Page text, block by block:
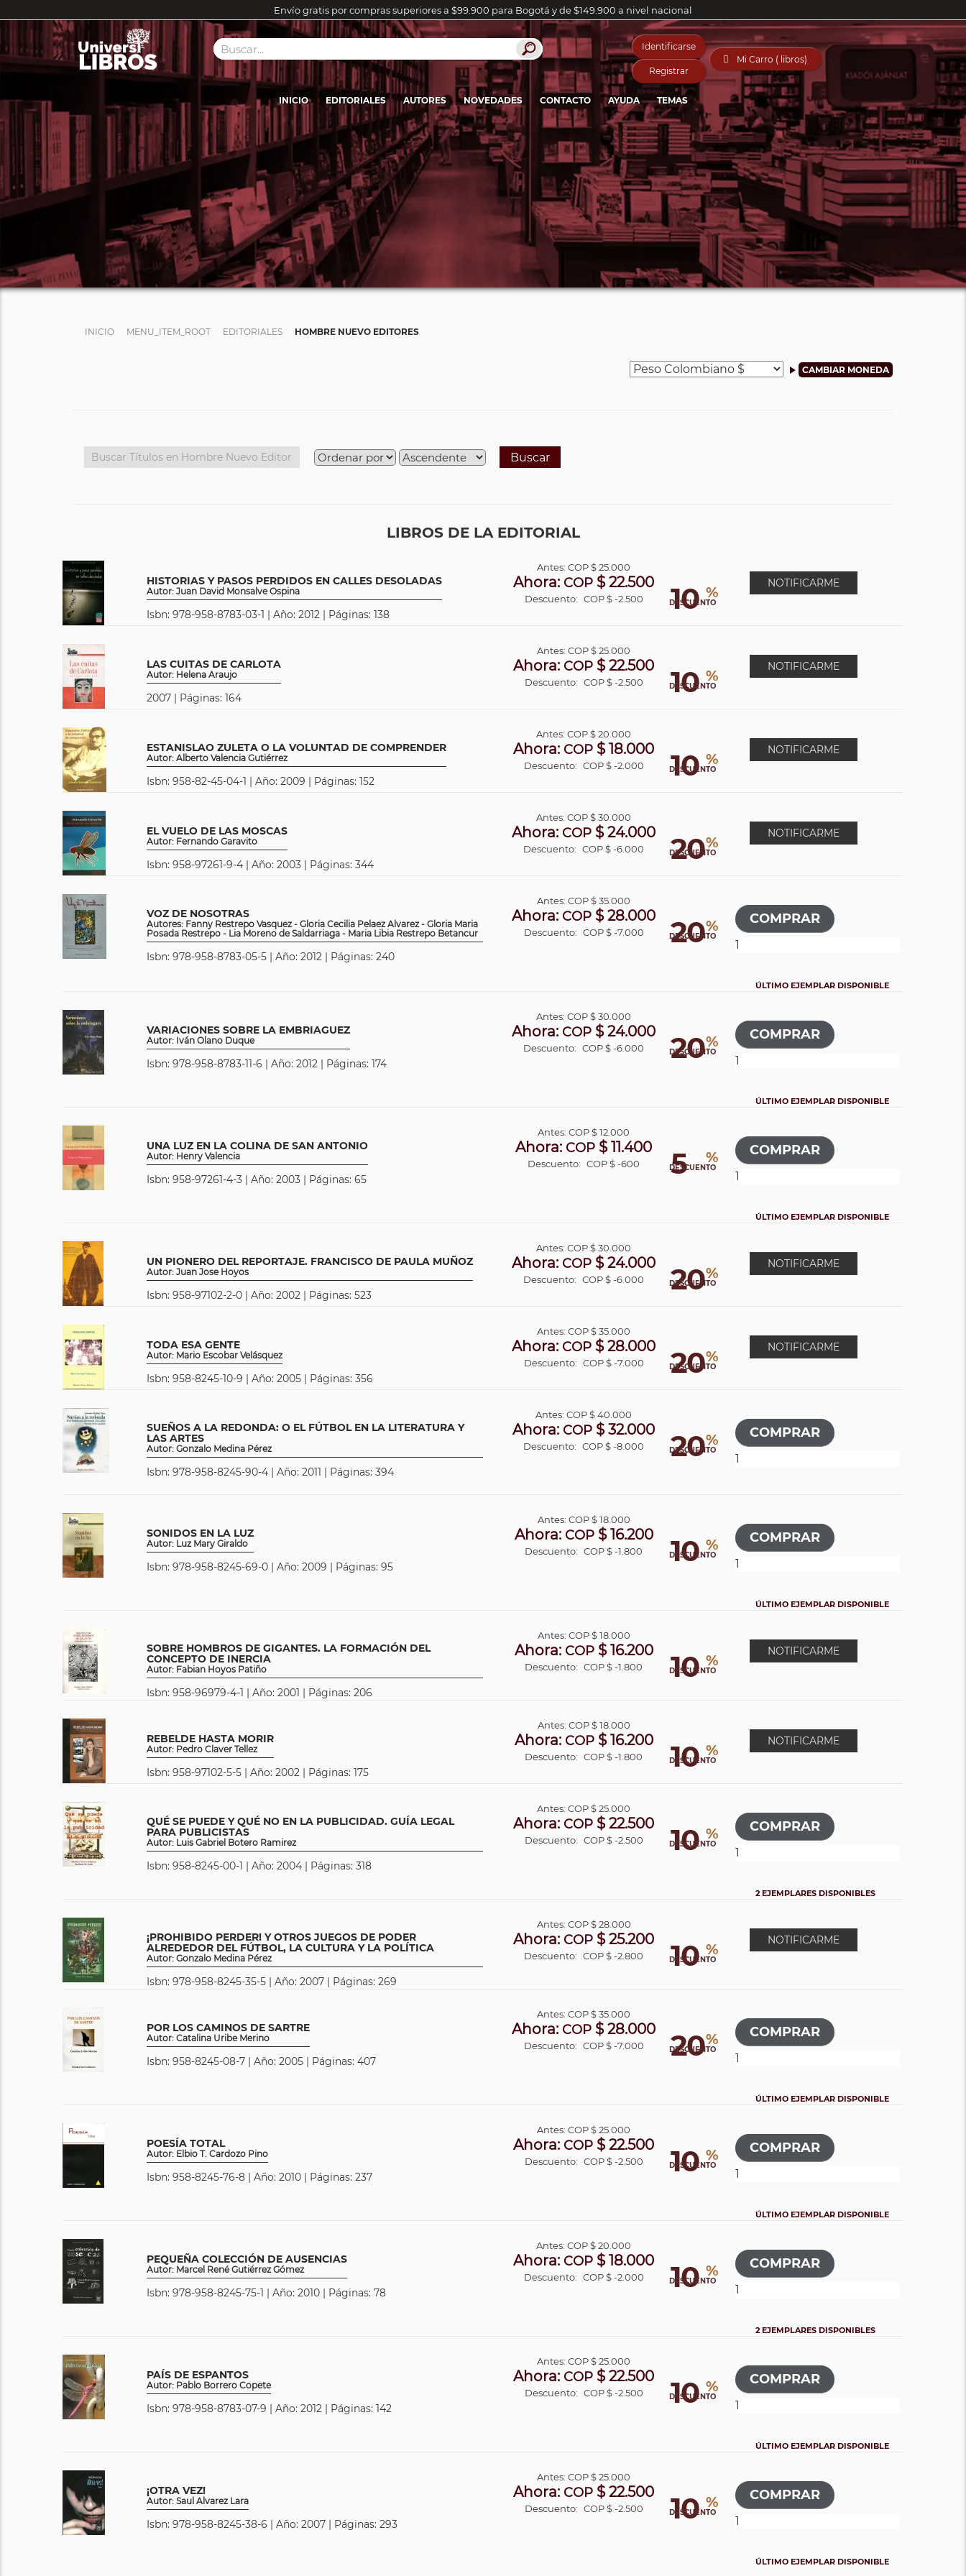
Envío gratis por compras superiores a $99.900 para Bogotá y de $149.900 a nivel nacional
Identificarse
Registrar
 Mi Carro ( libros)
INICIO EDITORIALES AUTORES NOVEDADES CONTACTO AYUDA TEMAS
INICIO MENU_ITEM_ROOT EDITORIALES HOMBRE NUEVO EDITORES
Buscar
LIBROS DE LA EDITORIAL
HISTORIAS Y PASOS PERDIDOS EN CALLES DESOLADAS
Autor: Juan David Monsalve Ospina
Isbn: 978-958-8783-03-1 | Año: 2012 | Páginas: 138 10 %
DESCUENTO
Antes:COP$ 25.000
Ahora: COP $ 22.500
Descuento: COP $ -2.500
NOTIFICARME
LAS CUITAS DE CARLOTA
Autor: Helena Araujo
2007 | Páginas: 164 10 %
DESCUENTO
Antes:COP$ 25.000
Ahora: COP $ 22.500
Descuento: COP $ -2.500
NOTIFICARME
ESTANISLAO ZULETA O LA VOLUNTAD DE COMPRENDER
Autor: Alberto Valencia Gutiérrez
Isbn: 958-82-45-04-1 | Año: 2009 | Páginas: 152 10 %
DESCUENTO
Antes:COP$ 20.000
Ahora: COP $ 18.000
Descuento: COP $ -2.000
NOTIFICARME
EL VUELO DE LAS MOSCAS
Autor: Fernando Garavito
Isbn: 958-97261-9-4 | Año: 2003 | Páginas: 344 20%
DESCUENTO
Antes:COP$ 30.000
Ahora: COP $ 24.000
Descuento: COP $ -6.000
NOTIFICARME
VOZ DE NOSOTRAS
Autores: Fanny Restrepo Vasquez - Gloria Cecilia Pelaez Alvarez - Gloria Maria
Posada Restrepo - Lia Moreno de Saldarriaga - Maria Libia Restrepo Betancur
Isbn: 978-958-8783-05-5 | Año: 2012 | Páginas: 240
20%
DESCUENTO
Antes:COP$ 35.000
Ahora: COP $ 28.000
Descuento: COP $ -7.000
ÚLTIMO EJEMPLAR DISPONIBLE
VARIACIONES SOBRE LA EMBRIAGUEZ
Autor: Iván Olano Duque
Isbn: 978-958-8783-11-6 | Año: 2012 | Páginas: 174 20%
DESCUENTO
Antes:COP$ 30.000
Ahora: COP $ 24.000
Descuento: COP $ -6.000
ÚLTIMO EJEMPLAR DISPONIBLE
UNA LUZ EN LA COLINA DE SAN ANTONIO
Autor: Henry Valencia
Isbn: 958-97261-4-3 | Año: 2003 | Páginas: 65 5 %
DESCUENTO
Antes:COP$ 12.000
Ahora: COP $ 11.400
Descuento: COP $ -600
ÚLTIMO EJEMPLAR DISPONIBLE
UN PIONERO DEL REPORTAJE. FRANCISCO DE PAULA MUÑOZ
Autor: Juan Jose Hoyos
Isbn: 958-97102-2-0 | Año: 2002 | Páginas: 523 20%
DESCUENTO
Antes:COP$ 30.000
Ahora: COP $ 24.000
Descuento: COP $ -6.000
NOTIFICARME
TODA ESA GENTE
Autor: Mario Escobar Velásquez
Isbn: 958-8245-10-9 | Año: 2005 | Páginas: 356 20%
DESCUENTO
Antes:COP$ 35.000
Ahora: COP $ 28.000
Descuento: COP $ -7.000
NOTIFICARME
SUEÑOS A LA REDONDA: O EL FÚTBOL EN LA LITERATURA Y
LAS ARTES
Autor: Gonzalo Medina Pérez
Isbn: 978-958-8245-90-4 | Año: 2011 | Páginas: 394
20%
DESCUENTO
Antes:COP$ 40.000
Ahora: COP $ 32.000
Descuento: COP $ -8.000
SONIDOS EN LA LUZ
Autor: Luz Mary Giraldo
Isbn: 978-958-8245-69-0 | Año: 2009 | Páginas: 95 10 %
DESCUENTO
Antes: COP$ 18.000
Ahora: COP$ 16.200
Descuento: COP $ -1.800
ÚLTIMO EJEMPLAR DISPONIBLE
SOBRE HOMBROS DE GIGANTES. LA FORMACIÓN DEL
CONCEPTO DE INERCIA
Autor: Fabian Hoyos Patiño
Isbn: 958-96979-4-1 | Año: 2001 | Páginas: 206
10 %
DESCUENTO
Antes: COP$ 18.000
Ahora: COP$ 16.200
Descuento: COP $ -1.800
NOTIFICARME
REBELDE HASTA MORIR
Autor: Pedro Claver Tellez
Isbn: 958-97102-5-5 | Año: 2002 | Páginas: 175 10 %
DESCUENTO
Antes: COP$ 18.000
Ahora: COP$ 16.200
Descuento: COP $ -1.800
NOTIFICARME
QUÉ SE PUEDE Y QUÉ NO EN LA PUBLICIDAD. GUÍA LEGAL
PARA PUBLICISTAS
Autor: Luis Gabriel Botero Ramirez
Isbn: 958-8245-00-1 | Año: 2004 | Páginas: 318
10 %
DESCUENTO
Antes:COP$ 25.000
Ahora: COP $ 22.500
Descuento: COP $ -2.500
2 EJEMPLARES DISPONIBLES
¡PROHIBIDO PERDER! Y OTROS JUEGOS DE PODER
ALREDEDOR DEL FÚTBOL, LA CULTURA Y LA POLÍTICA
Autor: Gonzalo Medina Pérez
Isbn: 978-958-8245-35-5 | Año: 2007 | Páginas: 269
10 %
DESCUENTO
Antes: COP$ 28.000
Ahora: COP $ 25.200
Descuento: COP $ -2.800
NOTIFICARME
POR LOS CAMINOS DE SARTRE
Autor: Catalina Uribe Merino
Isbn: 958-8245-08-7 | Año: 2005 | Páginas: 407 20%
DESCUENTO
Antes:COP$ 35.000
Ahora: COP $ 28.000
Descuento: COP $ -7.000
ÚLTIMO EJEMPLAR DISPONIBLE
POESÍA TOTAL
Autor: Elbio T. Cardozo Pino
Isbn: 958-8245-76-8 | Año: 2010 | Páginas: 237 10 %
DESCUENTO
Antes:COP$ 25.000
Ahora: COP $ 22.500
Descuento: COP $ -2.500
ÚLTIMO EJEMPLAR DISPONIBLE
PEQUEÑA COLECCIÓN DE AUSENCIAS
Autor: Marcel René Gutiérrez Gómez
Isbn: 978-958-8245-75-1 | Año: 2010 | Páginas: 78 10 %
DESCUENTO
Antes:COP$ 20.000
Ahora: COP $ 18.000
Descuento: COP $ -2.000
2 EJEMPLARES DISPONIBLES
PAÍS DE ESPANTOS
Autor: Pablo Borrero Copete
Isbn: 978-958-8783-07-9 | Año: 2012 | Páginas: 142 10 %
DESCUENTO
Antes:COP$ 25.000
Ahora: COP $ 22.500
Descuento: COP $ -2.500
ÚLTIMO EJEMPLAR DISPONIBLE
¡OTRA VEZ!
Autor: Saul Alvarez Lara
Isbn: 978-958-8245-38-6 | Año: 2007 | Páginas: 293 10 %
DESCUENTO
Antes:COP$ 25.000
Ahora: COP $ 22.500
Descuento: COP $ -2.500
ÚLTIMO EJEMPLAR DISPONIBLE